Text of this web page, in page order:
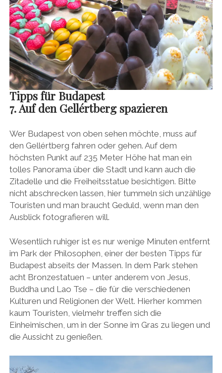
Tipps für Budapest
7. Auf den Gellértberg spazieren
Wer Budapest von oben sehen möchte, muss auf
den Gellértberg fahren oder gehen. Auf dem
höchsten Punkt auf 235 Meter Höhe hat man ein
tolles Panorama über die Stadt und kann auch die
Zitadelle und die Freiheitsstatue besichtigen. Bitte
nicht abschrecken lassen, hier tummeln sich unzählige
Touristen und man braucht Geduld, wenn man den
Ausblick fotografieren will.
Wesentlich ruhiger ist es nur wenige Minuten entfernt
im Park der Philosophen, einer der besten Tipps für
Budapest abseits der Massen. In dem Park stehen
acht Bronzestatuen – unter anderem von Jesus,
Buddha und Lao Tse – die für die verschiedenen
Kulturen und Religionen der Welt. Hierher kommen
kaum Touristen, vielmehr treffen sich die
Einheimischen, um in der Sonne im Gras zu liegen und
die Aussicht zu genießen.